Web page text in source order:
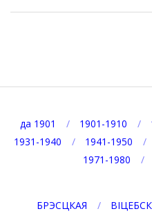
да 1901 1901-1910
1931-1940
1941-1950
1971-1980
БРЭСЦКАЯ